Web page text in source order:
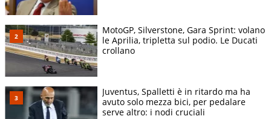
MotoGP, Silverstone, Gara Sprint: volano
le Aprilia, tripletta sul podio. Le Ducati
crollano
Juventus, Spalletti è in ritardo ma ha
avuto solo mezza bici, per pedalare
serve altro: i nodi cruciali